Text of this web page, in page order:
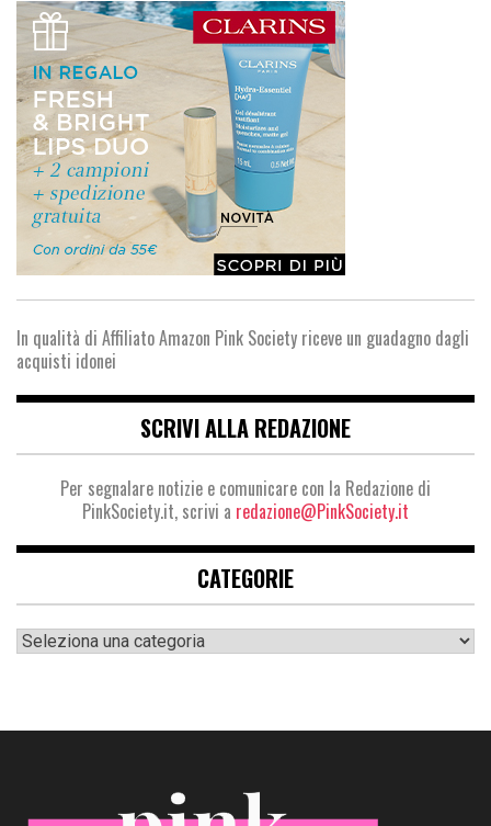
In qualità di Affiliato Amazon Pink Society riceve un guadagno dagli
acquisti idonei
SCRIVI ALLA REDAZIONE
Per segnalare notizie e comunicare con la Redazione di
PinkSociety.it, scrivi a redazione@PinkSociety.it
CATEGORIE
Categorie